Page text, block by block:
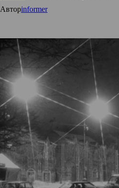
Авторinformer